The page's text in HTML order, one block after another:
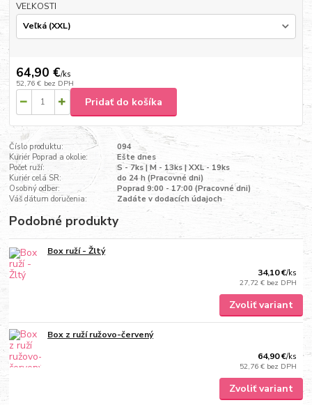
VEĽKOSTI
64,90 €/ks
52,76 € bez DPH
Pridať do košíka
Číslo produktu:
094
Kuriér Poprad a okolie:
Ešte dnes
Počet ruží:
S - 7ks | M - 13ks | XXL - 19ks
Kuriér celá SR:
do 24 h (Pracovné dni)
Osobný odber:
Poprad 9:00 - 17:00 (Pracovné dni)
Váš dátum doručenia:
Zadáte v dodacích údajoch
Podobné produkty
Box ruží - Žltý
34,10 €/ks
27,72 € bez DPH
Zvoliť variant
Box z ruží ružovo-červený
64,90 €/ks
52,76 € bez DPH
Zvoliť variant